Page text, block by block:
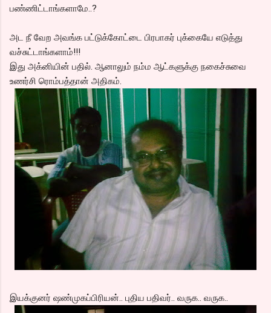
பண்ணிட்டாங்களாமே..?
அட நீ வேற அவங்க பட்டுக்கோட்டை பிரபாகர் புக்கையே எடுத்து
வச்சுட்டாங்களாம்!!!
இது அக்னியின் பதில். ஆனாலும் நம்ம ஆட்களுக்கு நகைச்சுவை
உணர்சி ரொம்பத்தான் அதிகம்.
இயக்குனர் ஷண்முகப்பிரியன்.. புதிய பதிவர்.. வருக.. வருக..